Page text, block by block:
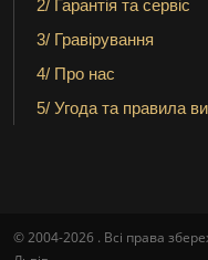
2/ Гарантія та сервіс
3/ Гравірування
4/ Про нас
5/ Угода та правила
© 2004-2026 . Всі права